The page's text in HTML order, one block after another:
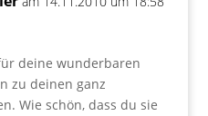
deine wunderbaren
zu deinen ganz
Wie schön, dass du sie